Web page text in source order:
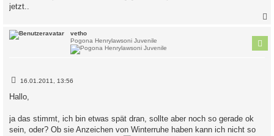
jetzt..
vetho
Pogona Henrylawsoni Juvenile
B
i
t
a
g
16.01.2011, 13:56
Hallo,
ja das stimmt, ich bin etwas spät dran, sollte aber noch so gerade ok
sein, oder? Ob sie Anzeichen von Winterruhe haben kann ich nicht so